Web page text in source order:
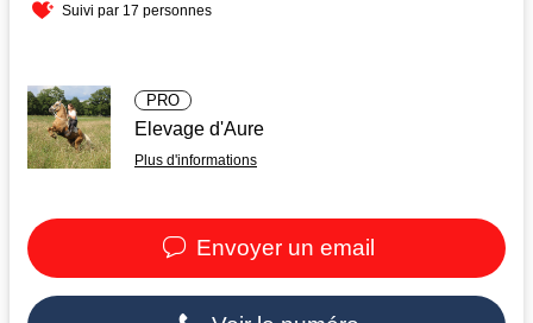
Suivi par 17 personnes
PRO
Elevage d'Aure
Plus d'informations
Envoyer un email